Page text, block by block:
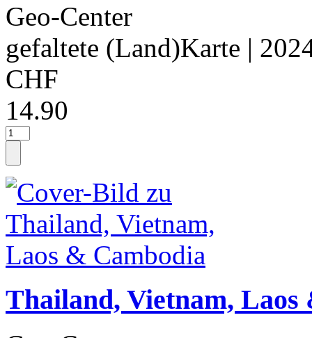
Geo-Center
gefaltete (Land)Karte |
CHF
14.90
Thailand, Vietnam, Laos